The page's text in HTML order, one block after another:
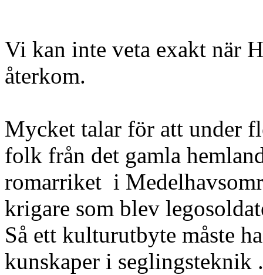
Vi kan inte veta exakt när
återkom.
Mycket talar för att under
folk från det gamla
romarriket i
krigare som blev
Så ett kulturutbyte måste
kunskaper i seglingsteknik